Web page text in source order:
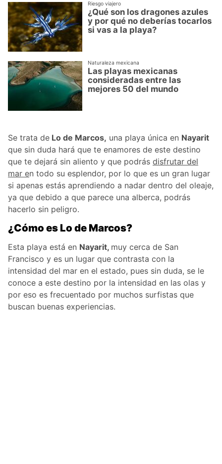
Riesgo viajero
¿Qué son los dragones azules
y por qué no deberías tocarlos
si vas a la playa?
Naturaleza mexicana
Las playas mexicanas
consideradas entre las
mejores 50 del mundo
Se trata de Lo de Marcos, una playa única en Nayarit
que sin duda hará que te enamores de este destino
que te dejará sin aliento y que podrás disfrutar del
mar en todo su esplendor, por lo que es un gran lugar
si apenas estás aprendiendo a nadar dentro del oleaje,
ya que debido a que parece una alberca, podrás
hacerlo sin peligro.
¿Cómo es Lo de Marcos?
Esta playa está en Nayarit, muy cerca de San
Francisco y es un lugar que contrasta con la
intensidad del mar en el estado, pues sin duda, se le
conoce a este destino por la intensidad en las olas y
por eso es frecuentado por muchos surfistas que
buscan buenas experiencias.